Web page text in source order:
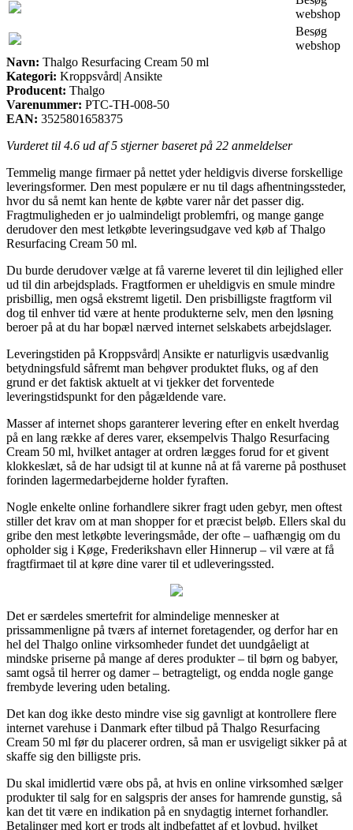
webshop
Besøg
webshop
Navn: Thalgo Resurfacing Cream 50 ml
Kategori: Kroppsvård| Ansikte
Producent: Thalgo
Varenummer: PTC-TH-008-50
EAN: 3525801658375
Vurderet til 4.6 ud af 5 stjerner baseret på 22 anmeldelser
Temmelig mange firmaer på nettet yder heldigvis diverse forskellige
leveringsformer. Den mest populære er nu til dags afhentningssteder,
hvor du så nemt kan hente de købte varer når det passer dig.
Fragtmuligheden er jo ualmindeligt problemfri, og mange gange
derudover den mest letkøbte leveringsudgave ved køb af Thalgo
Resurfacing Cream 50 ml.
Du burde derudover vælge at få varerne leveret til din lejlighed eller
ud til din arbejdsplads. Fragtformen er uheldigvis en smule mindre
prisbillig, men også ekstremt ligetil. Den prisbilligste fragtform vil
dog til enhver tid være at hente produkterne selv, men den løsning
beroer på at du har bopæl nærved internet selskabets arbejdslager.
Leveringstiden på Kroppsvård| Ansikte er naturligvis usædvanlig
betydningsfuld såfremt man behøver produktet fluks, og af den
grund er det faktisk aktuelt at vi tjekker det forventede
leveringstidspunkt for den pågældende vare.
Masser af internet shops garanterer levering efter en enkelt hverdag
på en lang række af deres varer, eksempelvis Thalgo Resurfacing
Cream 50 ml, hvilket antager at ordren lægges forud for et givent
klokkeslæt, så de har udsigt til at kunne nå at få varerne på posthuset
forinden lagermedarbejderne holder fyraften.
Nogle enkelte online forhandlere sikrer fragt uden gebyr, men oftest
stiller det krav om at man shopper for et præcist beløb. Ellers skal du
gribe den mest letkøbte leveringsmåde, der ofte – uafhængig om du
opholder sig i Køge, Frederikshavn eller Hinnerup – vil være at få
fragtfirmaet til at køre dine varer til et udleveringssted.
Det er særdeles smertefrit for almindelige mennesker at
prissammenligne på tværs af internet foretagender, og derfor har en
hel del Thalgo online virksomheder fundet det uundgåeligt at
mindske priserne på mange af deres produkter – til børn og babyer,
samt også til herrer og damer – betragteligt, og endda nogle gange
frembyde levering uden betaling.
Det kan dog ikke desto mindre vise sig gavnligt at kontrollere flere
internet varehuse i Danmark efter tilbud på Thalgo Resurfacing
Cream 50 ml før du placerer ordren, så man er usvigeligt sikker på at
skaffe sig den billigste pris.
Du skal imidlertid være obs på, at hvis en online virksomhed sælger
produkter til salg for en salgspris der anses for hamrende gunstig, så
kan det tit være en indikation på en snydagtig internet forhandler.
Betalinger med kort er trods alt indbefattet af et lovbud, hvilket